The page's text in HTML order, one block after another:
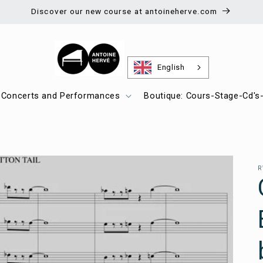
Discover our new course at antoineherve.com
English
Concerts and Performances Boutique: Cours-Stage-